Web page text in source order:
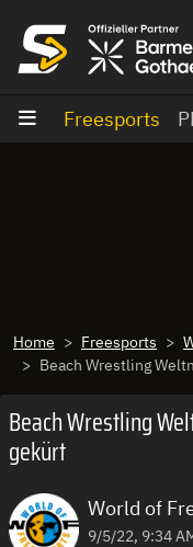
Freesports
Home Freesports
Beach Wrestling
Beach Wrestling
gekürt
World of
9/5/22, 9:34